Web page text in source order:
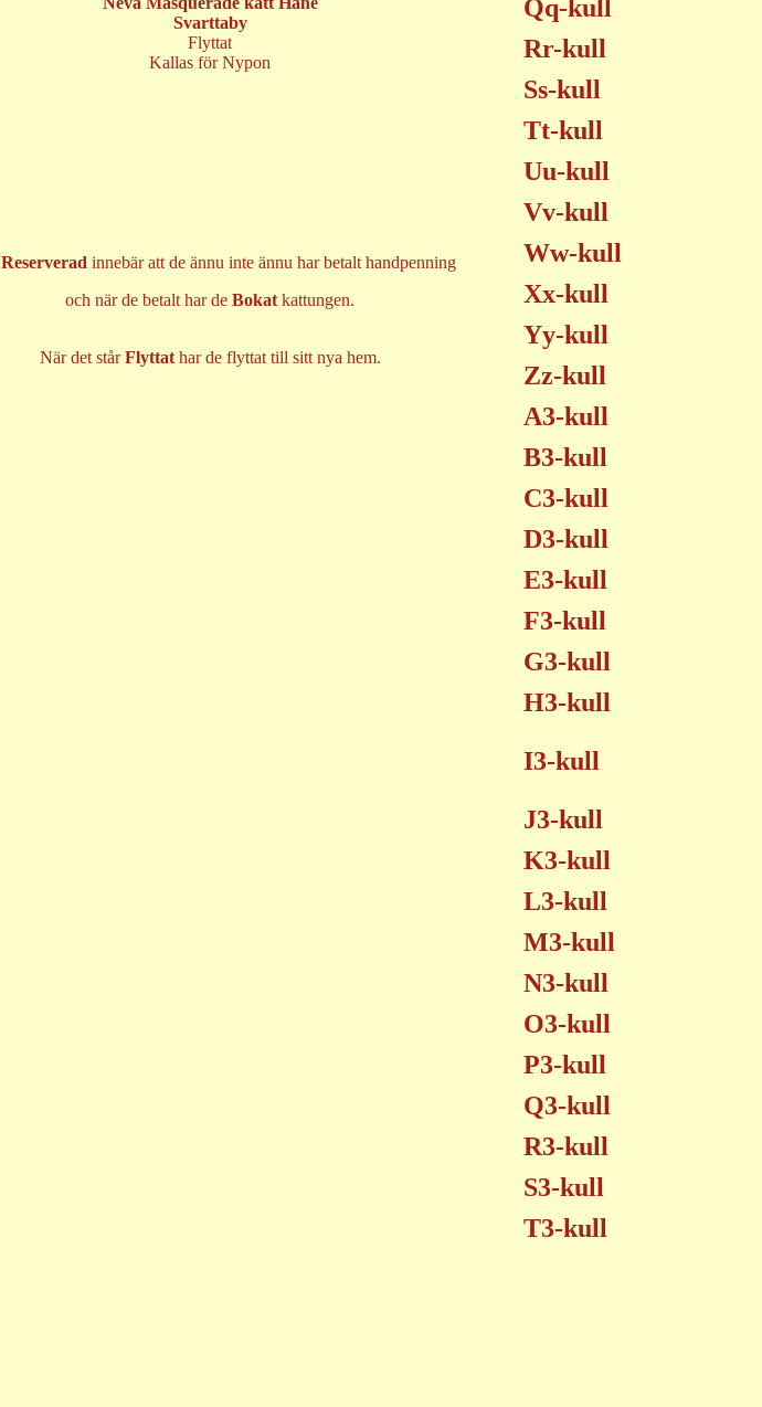
Svarttaby
Flyttat
Kallas för Nypon
Reserverad innebär att de ännu inte ännu har betalt handpenning
och när de betalt har de Bokat kattungen.
När det stårFlyttathar de flyttat till sitt nya hem.
Qq-kull
Rr-kull
Ss-kull
Tt-kull
Uu-kull
Vv-kull
Ww-kull
Xx-kull
Yy-kull
Zz-kull
A3-kull
B3-kull
C3-kull
D3-kull
E3-kull
F3-kull
G3-kull
H3-kull
I3-kull
J3-kull
K3-kull
L3-kull
M3-kull
N3-kull
O3-kull
P3-kull
Q3-kull
R3-kull
S3-kull
T3-kull